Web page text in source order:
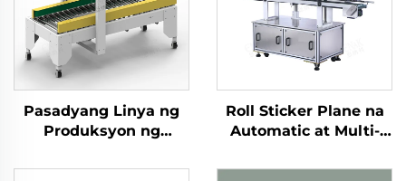
Pasadyang Linya ng
Produksyon ng
Pagse-seal ng Karton
Roll Sticker Plane na
Automatic at Multi-
ibabaw na labeling